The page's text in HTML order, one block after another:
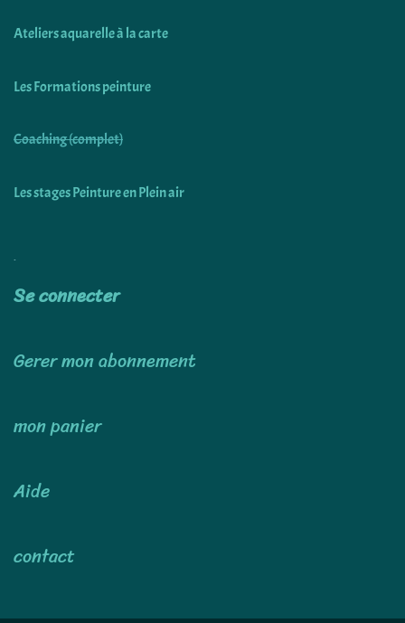
Ateliers aquarelle à la carte
Les Formations peinture
Coaching (complet)
Les stages Peinture en Plein air
Se connecter
Gerer mon abonnement
mon panier
Aide
contact